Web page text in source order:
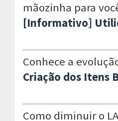
mãozinha para
[Informativo]
Conhece a
Criação dos Itens
Como diminuir o